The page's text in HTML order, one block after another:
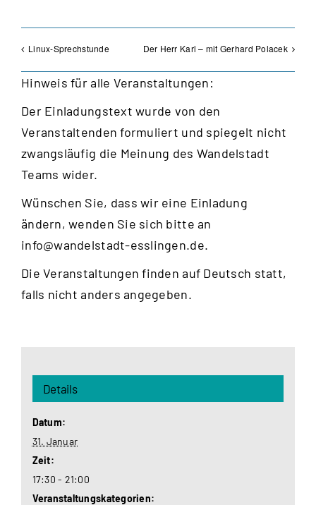
Linux-Sprechstunde Der Herr Karl – mit Gerhard Polacek
Hinweis für alle Veranstaltungen:
Der Einladungstext wurde von den
Veranstaltenden formuliert und spiegelt nicht
zwangsläufig die Meinung des Wandelstadt
Teams wider.
Wünschen Sie, dass wir eine Einladung
ändern, wenden Sie sich bitte an
info@wandelstadt-esslingen.de.
Die Veranstaltungen finden auf Deutsch statt,
falls nicht anders angegeben.
Details
Datum:
31. Januar
Zeit:
17:30 - 21:00
Veranstaltungskategorien: